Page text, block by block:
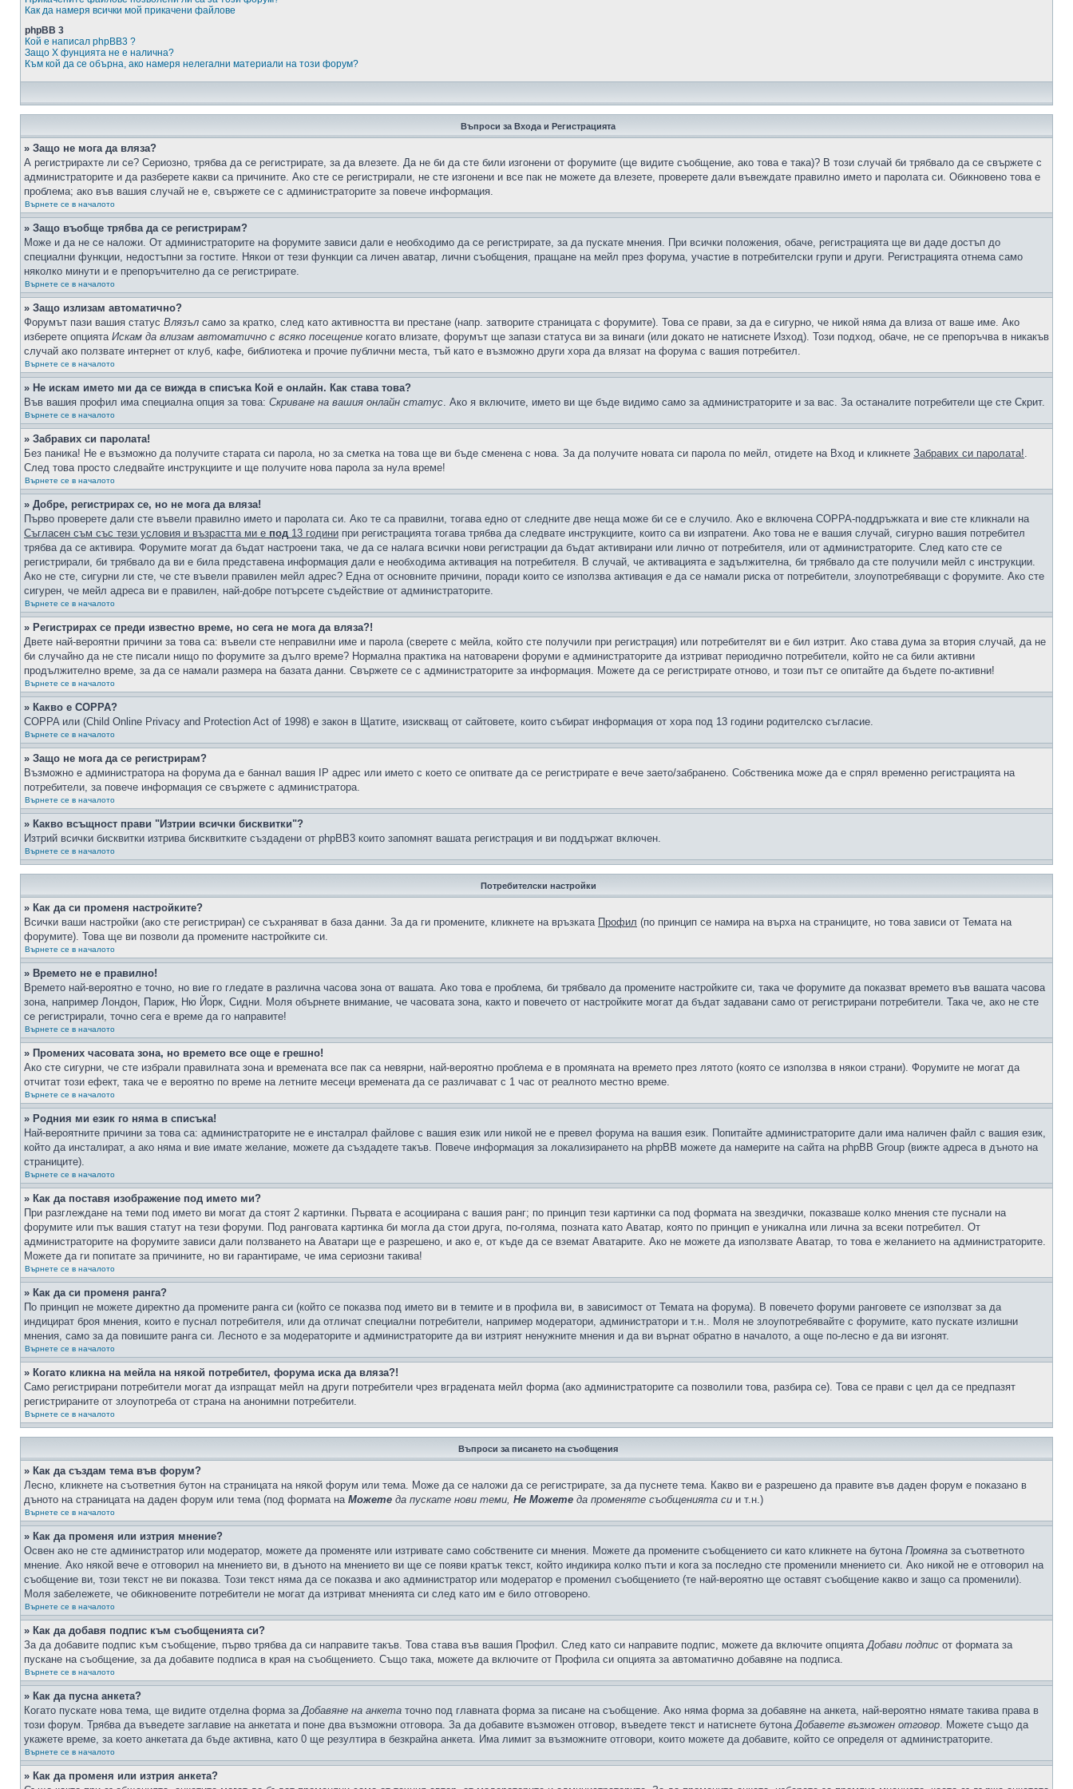
Как да намеря всички мой прикачени файлове
phpBB 3
Кой е написал phpBB3 ?
Защо X фунцията не е налична?
Към кой да се обърна, ако намеря нелегални материали на този форум?
Въпроси за Входа и Регистрацията
» Защо не мога да вляза?
А регистрирахте ли се? Сериозно, трябва да се регистрирате, за да влезете. Да не би да сте били изгонени от форумите (ще видите съобщение, ако това е така)? В този случай би трябвало да се свържете с
администраторите и да разберете какви са причините. Ако сте се регистрирали, не сте изгонени и все пак не можете да влезете, проверете дали въвеждате правилно името и паролата си. Обикновено това е
проблема; ако във вашия случай не е, свържете се с администраторите за повече информация.
Върнете се в началото
» Защо въобще трябва да се регистрирам?
Може и да не се наложи. От администраторите на форумите зависи дали е необходимо да се регистрирате, за да пускате мнения. При всички положения, обаче, регистрацията ще ви даде достъп до
специални функции, недостъпни за гостите. Някои от тези функции са личен аватар, лични съобщения, пращане на мейл през форума, участие в потребителски групи и други. Регистрацията отнема само
няколко минути и е препоръчително да се регистрирате.
Върнете се в началото
» Защо излизам автоматично?
Форумът пази вашия статус Влязъл само за кратко, след като активността ви престане (напр. затворите страницата с форумите). Това се прави, за да е сигурно, че никой няма да влиза от ваше име. Ако
изберете опцията Искам да влизам автоматично с всяко посещение когато влизате, форумът ще запази статуса ви за винаги (или докато не натиснете Изход). Този подход, обаче, не се препоръчва в никакъв
случай ако ползвате интернет от клуб, кафе, библиотека и прочие публични места, тъй като е възможно други хора да влязат на форума с вашия потребител.
Върнете се в началото
» Не искам името ми да се вижда в списъка Кой е онлайн. Как става това?
Във вашия профил има специална опция за това: Скриване на вашия онлайн статус. Ако я включите, името ви ще бъде видимо само за администраторите и за вас. За останалите потребители ще сте Скрит.
Върнете се в началото
» Забравих си паролата!
Без паника! Не е възможно да получите старата си парола, но за сметка на това ще ви бъде сменена с нова. За да получите новата си парола по мейл, отидете на Вход и кликнете Забравих си паролата!.
След това просто следвайте инструкциите и ще получите нова парола за нула време!
Върнете се в началото
» Добре, регистрирах се, но не мога да вляза!
Първо проверете дали сте въвели правилно името и паролата си. Ако те са правилни, тогава едно от следните две неща може би се е случило. Ако е включена COPPA-поддръжката и вие сте кликнали на
Съгласен съм със тези условия и възрастта ми е под 13 години при регистрацията тогава трябва да следвате инструкциите, които са ви изпратени. Ако това не е вашия случай, сигурно вашия потребител
трябва да се активира. Форумите могат да бъдат настроени така, че да се налага всички нови регистрации да бъдат активирани или лично от потребителя, или от администраторите. След като сте се
регистрирали, би трябвало да ви е била представена информация дали е необходима активация на потребителя. В случай, че активацията е задължителна, би трябвало да сте получили мейл с инструкции.
Ако не сте, сигурни ли сте, че сте въвели правилен мейл адрес? Една от основните причини, поради които се използва активация е да се намали риска от потребители, злоупотребяващи с форумите. Ако сте
сигурен, че мейл адреса ви е правилен, най-добре потърсете съдействие от администраторите.
Върнете се в началото
» Регистрирах се преди известно време, но сега не мога да вляза?!
Двете най-вероятни причини за това са: въвели сте неправилни име и парола (сверете с мейла, който сте получили при регистрация) или потребителят ви е бил изтрит. Ако става дума за втория случай, да не
би случайно да не сте писали нищо по форумите за дълго време? Нормална практика на натоварени форуми е администраторите да изтриват периодично потребители, който не са били активни
продължително време, за да се намали размера на базата данни. Свържете се с администраторите за информация. Можете да се регистрирате отново, и този път се опитайте да бъдете по-активни!
Върнете се в началото
» Какво е COPPA?
COPPA или (Child Online Privacy and Protection Act of 1998) е закон в Щатите, изискващ от сайтовете, които събират информация от хора под 13 години родителско съгласие.
Върнете се в началото
» Защо не мога да се регистрирам?
Възможно е администратора на форума да е баннал вашия IP адрес или името с което се опитвате да се регистрирате е вече заето/забранено. Собственика може да е спрял временно регистрацията на
потребители, за повече информация се свържете с администратора.
Върнете се в началото
» Какво всъщност прави "Изтрии всички бисквитки"?
Изтрий всички бисквитки изтрива бисквитките създадени от phpBB3 които запомнят вашата регистрация и ви поддържат включен.
Върнете се в началото
Потребителски настройки
» Как да си променя настройките?
Всички ваши настройки (ако сте регистриран) се съхраняват в база данни. За да ги промените, кликнете на връзката Профил (по принцип се намира на върха на страниците, но това зависи от Темата на
форумите). Това ще ви позволи да промените настройките си.
Върнете се в началото
» Времето не е правилно!
Времето най-вероятно е точно, но вие го гледате в различна часова зона от вашата. Ако това е проблема, би трябвало да промените настройките си, така че форумите да показват времето във вашата часова
зона, например Лондон, Париж, Ню Йорк, Сидни. Моля обърнете внимание, че часовата зона, както и повечето от настройките могат да бъдат задавани само от регистрирани потребители. Така че, ако не сте
се регистрирали, точно сега е време да го направите!
Върнете се в началото
» Промених часовата зона, но времето все още е грешно!
Ако сте сигурни, че сте избрали правилната зона и времената все пак са невярни, най-вероятно проблема е в промяната на времето през лятото (която се използва в някои страни). Форумите не могат да
отчитат този ефект, така че е вероятно по време на летните месеци времената да се различават с 1 час от реалното местно време.
Върнете се в началото
» Родния ми език го няма в списъка!
Най-вероятните причини за това са: администраторите не е инсталрал файлове с вашия език или никой не е превел форума на вашия език. Попитайте администраторите дали има наличен файл с вашия език,
който да инсталират, а ако няма и вие имате желание, можете да създадете такъв. Повече информация за локализирането на phpBB можете да намерите на сайта на phpBB Group (вижте адреса в дъното на
страниците).
Върнете се в началото
» Как да поставя изображение под името ми?
При разглеждане на теми под името ви могат да стоят 2 картинки. Първата е асоциирана с вашия ранг; по принцип тези картинки са под формата на звездички, показваше колко мнения сте пуснали на
форумите или пък вашия статут на тези форуми. Под ранговата картинка би могла да стои друга, по-голяма, позната като Аватар, която по принцип е уникална или лична за всеки потребител. От
администраторите на форумите зависи дали ползването на Аватари ще е разрешено, и ако е, от къде да се вземат Аватарите. Ако не можете да използвате Аватар, то това е желанието на администраторите.
Можете да ги попитате за причините, но ви гарантираме, че има сериозни такива!
Върнете се в началото
» Как да си променя ранга?
По принцип не можете директно да промените ранга си (който се показва под името ви в темите и в профила ви, в зависимост от Темата на форума). В повечето форуми ранговете се използват за да
индицират броя мнения, които е пуснал потребителя, или да отличат специални потребители, например модератори, администратори и т.н.. Моля не злоупотребявайте с форумите, като пускате излишни
мнения, само за да повишите ранга си. Лесното е за модераторите и администраторите да ви изтрият ненужните мнения и да ви върнат обратно в началото, а още по-лесно е да ви изгонят.
Върнете се в началото
» Когато кликна на мейла на някой потребител, форума иска да вляза?!
Само регистрирани потребители могат да изпращат мейл на други потребители чрез вградената мейл форма (ако администраторите са позволили това, разбира се). Това се прави с цел да се предпазят
регистрираните от злоупотреба от страна на анонимни потребители.
Върнете се в началото
Въпроси за писането на съобщения
» Как да създам тема във форум?
Лесно, кликнете на съответния бутон на страницата на някой форум или тема. Може да се наложи да се регистрирате, за да пуснете тема. Какво ви е разрешено да правите във даден форум е показано в
дъното на страницата на даден форум или тема (под формата на Можете да пускате нови теми, Не Можете да променяте съобщенията си и т.н.)
Върнете се в началото
» Как да променя или изтрия мнение?
Освен ако не сте администратор или модератор, можете да променяте или изтривате само собствените си мнения. Можете да промените съобщението си като кликнете на бутона Промяна за съответното
мнение. Ако някой вече е отговорил на мнението ви, в дъното на мнението ви ще се появи кратък текст, който индикира колко пъти и кога за последно сте променили мнението си. Ако никой не е отговорил на
съобщение ви, този текст не ви показва. Този текст няма да се показва и ако администратор или модератор е променил съобщението (те най-вероятно ще оставят съобщение какво и защо са променили).
Моля забележете, че обикновените потребители не могат да изтриват мненията си след като им е било отговорено.
Върнете се в началото
» Как да добавя подпис към съобщенията си?
За да добавите подпис към съобщение, първо трябва да си направите такъв. Това става във вашия Профил. След като си направите подпис, можете да включите опциятаДобави подпис от формата за
пускане на съобщение, за да добавите подписа в края на съобщението. Също така, можете да включите от Профила си опцията за автоматично добавяне на подписа.
Върнете се в началото
» Как да пусна анкета?
Когато пускате нова тема, ще видите отделна форма заДобавяне на анкета точно под главната форма за писане на съобщение. Ако няма форма за добавяне на анкета, най-вероятно нямате такива права в
този форум. Трябва да въведете заглавие на анкетата и поне два възможни отговора. За да добавите възможен отговор, въведете текст и натиснете бутонаДобавете възможен отговор. Можете също да
укажете време, за което анкетата да бъде активна, като 0 ще резултира в безкрайна анкета. Има лимит за възможните отговори, които можете да добавите, който се определя от администраторите.
Върнете се в началото
» Как да променя или изтрия анкета?